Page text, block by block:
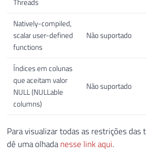
Natively-compiled,
scalar user-defined
functions
Não suportado
Índices em colunas
que aceitam valor
NULL (NULLable
columns)
Não suportado
Para visualizar todas as restrições das
dê uma olhadanesse link aqui.